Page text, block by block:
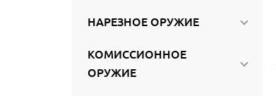
НАРЕЗНОЕ ОРУЖИЕ
КОМИССИОННОЕ
ОРУЖИЕ